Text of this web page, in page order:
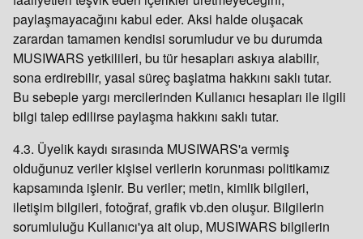
paylaşmayacağını kabul eder. Aksi halde oluşacak
zarardan tamamen kendisi sorumludur ve bu durumda
MUSIWARS yetkilileri, bu tür hesapları askıya alabilir,
sona erdirebilir, yasal süreç başlatma hakkını saklı tutar.
Bu sebeple yargı mercilerinden Kullanıcı hesapları ile ilgili
bilgi talep edilirse paylaşma hakkını saklı tutar.
4.3. Üyelik kaydı sırasında MUSIWARS'a vermiş
olduğunuz veriler kişisel verilerin korunması politikamız
kapsamında işlenir. Bu veriler; metin, kimlik bilgileri,
iletişim bilgileri, fotoğraf, grafik vb.den oluşur. Bilgilerin
sorumluluğu Kullanıcı'ya ait olup, MUSIWARS bilgilerin